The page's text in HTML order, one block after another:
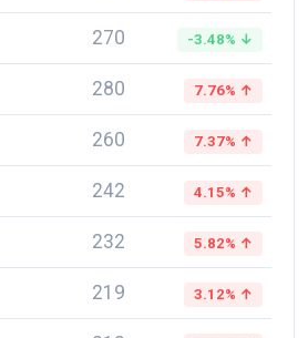
270 -3.48% ↓
280 7.76% ↑
260 7.37% ↑
242 4.15% ↑
232 5.82% ↑
219 3.12% ↑